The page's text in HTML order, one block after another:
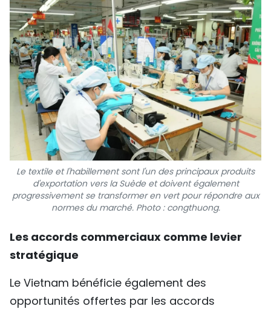
Le textile et l'habillement sont l'un des principaux produits
d'exportation vers la Suède et doivent également
progressivement se transformer en vert pour répondre aux
normes du marché. Photo : congthuong.
Les accords commerciaux comme levier
stratégique
Le Vietnam bénéficie également des
opportunités offertes par les accords